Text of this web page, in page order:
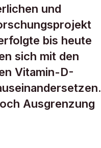
bis
und
bis heute
sich mit den
Vitamin-D-
Ausgrenzung